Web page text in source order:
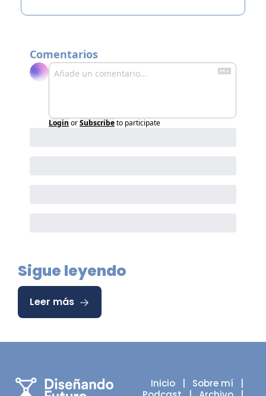
Comentarios
Login orSubscribeto participate
Sigue leyendo
Leer más
Inicio
   |
Sobre mí
   |